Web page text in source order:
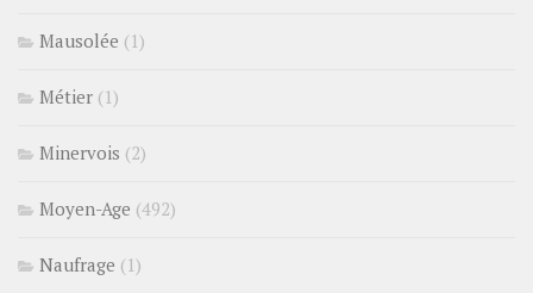
Mausolée (1)
Métier (1)
Minervois (2)
Moyen-Age (492)
Naufrage (1)